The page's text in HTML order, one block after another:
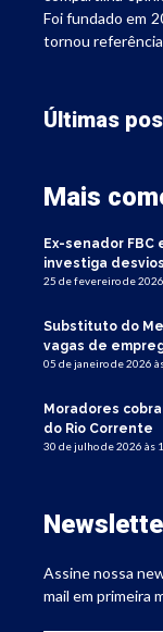
Foi fundado em
tornou
Últimas
Mais
Ex-senador FBC
investiga
25 de fevereiro de
Substituto do
vagas de
05 de janeiro de 2026
Moradores
do Rio Corrente
30 de julho de 2026 às
Assine nossa
mail em primeira